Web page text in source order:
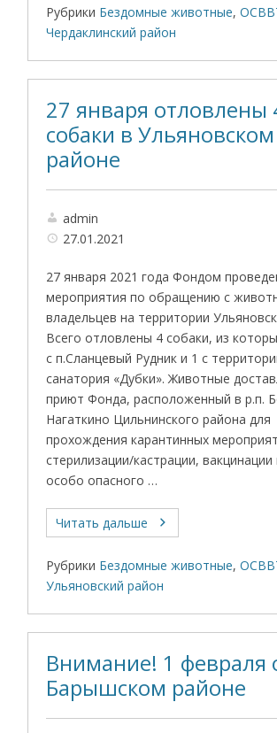
Рубрики Бездомные животные,
Чердаклинский район
27 января отловлены
собаки в Ульяновском
районе
admin
27.01.2021
27 января 2021 года Фондом
мероприятия по обращению с
владельцев на территории
Всего отловлены 4 собаки, из
с п.Сланцевый Рудник и 1 с
санатория «Дубки». Животные
приют Фонда, расположенный в р.п.
Нагаткино Цильнинского района для
прохождения карантинных
стерилизации/кастрации, вакцинации
особо опасного …
Читать дальше
Рубрики Бездомные животные,
Ульяновский район
Внимание! 1 февраля
Барышском районе